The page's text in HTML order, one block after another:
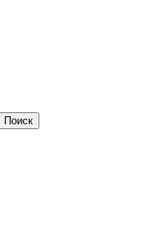
Поиск